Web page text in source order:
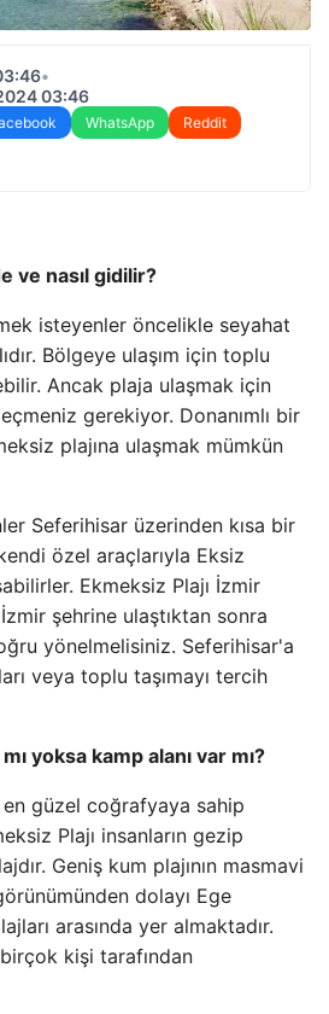
•
03:46
WhatsApp
Reddit
ve nasıl gidilir?
isteyenler öncelikle seyahat
Bölgeye ulaşım için toplu
Ancak plaja ulaşmak için
gerekiyor. Donanımlı bir
plajına ulaşmak mümkün
Seferihisar üzerinden kısa bir
özel araçlarıyla Eksiz
Ekmeksiz Plajı İzmir
şehrine ulaştıktan sonra
yönelmelisiniz. Seferihisar'a
veya toplu taşımayı tercih
yoksa kamp alanı var mı?
en güzel coğrafyaya sahip
Plajı insanların gezip
Geniş kum plajının masmavi
dolayı Ege
arasında yer almaktadır.
kişi tarafından